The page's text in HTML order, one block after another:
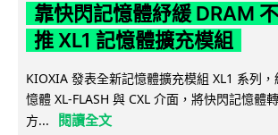
靠快閃記憶體紓緩 DRAM
推 XL1 記憶體擴充模組
KIOXIA 發表全新記憶體擴充模組 XL1 系列
憶體 XL-FLASH 與 CXL 介面，將快閃記憶體
方...
閱讀全文